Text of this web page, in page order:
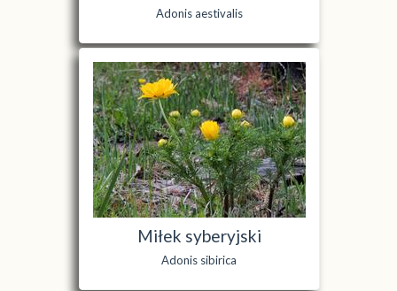
Adonis aestivalis
Miłek syberyjski
Adonis sibirica